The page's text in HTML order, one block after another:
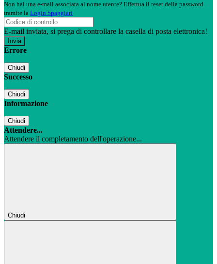
Non hai una e-mail associata al nome utente? Effettua il reset della password
tramite la Login Spaggiari
E-mail inviata, si prega di controllare la casella di posta elettronica!
Errore
Chiudi
Successo
Chiudi
Informazione
Chiudi
Attendere...
Attendere il completamento dell'operazione...
Chiudi